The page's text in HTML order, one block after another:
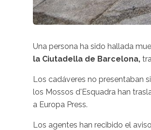
Una persona ha sido hallada
la Ciutadella de Barcelona,
Los cadáveres no presentaban
los Mossos d'Esquadra han
a Europa Press.
Los agentes han recibido el